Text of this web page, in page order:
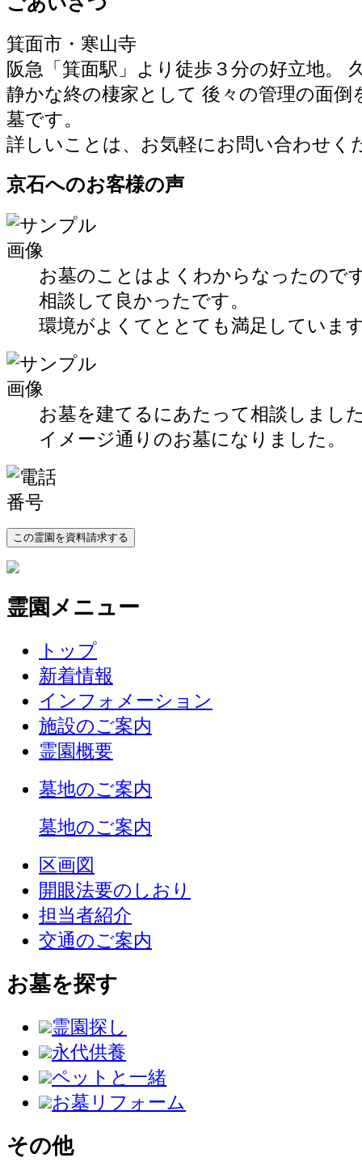
箕面市・寒山寺
阪急「箕面駅」より徒歩３分の好立地。
静かな終の棲家として 後々の管理の面倒
墓です。
詳しいことは、お気軽にお問い合わせく
京石へのお客様の声
お墓のことはよくわからなったので
相談して良かったです。
環境がよくてととても満足していま
お墓を建てるにあたって相談しまし
イメージ通りのお墓になりました。
この霊園を資料請求する
霊園メニュー
トップ
新着情報
インフォメーション
施設のご案内
霊園概要
墓地のご案内
墓地のご案内
区画図
開眼法要のしおり
担当者紹介
交通のご案内
お墓を探す
霊園探し
永代供養
ペットと一緒
お墓リフォーム
その他